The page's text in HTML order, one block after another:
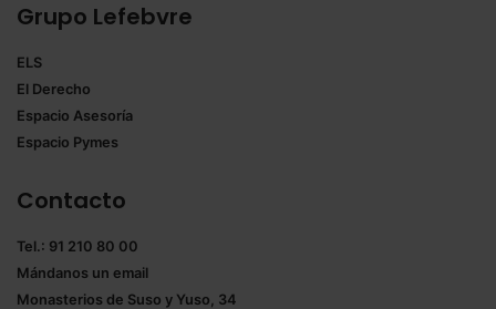
Grupo Lefebvre
ELS
El Derecho
Espacio Asesoría
Espacio Pymes
Contacto
Tel.: 91 210 80 00
Mándanos un email
Monasterios de Suso y Yuso, 34